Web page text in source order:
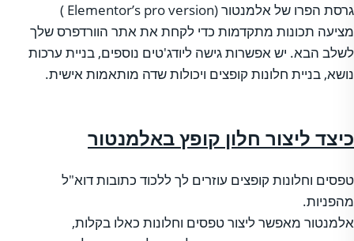
גרסת הפרו של אלמנטור (Elementor’s pro version )
מציעה תכונות מתקדמות כדי לקחת את אתר הוורדפרס שלך
לשלב הבא. יש אפשרות גישה ליודג'טים נוספים, בניית ערכות
נושא, בניית חלונות קופצים ויכולות שדה מותאמות אישית.
כיצד ליצור חלון קופץ באלמנטור
טפסים וחלונות קופצים עוזרים לך ללכוד כתובות דוא"ל
מהפניות.
אלמנטור מאפשר ליצור טפסים וחלונות כאלו בקלות,